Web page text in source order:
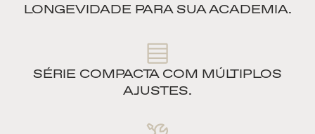
LONGEVIDADE PARA SUA ACADEMIA.
SÉRIE COMPACTA COM MÚLTIPLOS
AJUSTES.